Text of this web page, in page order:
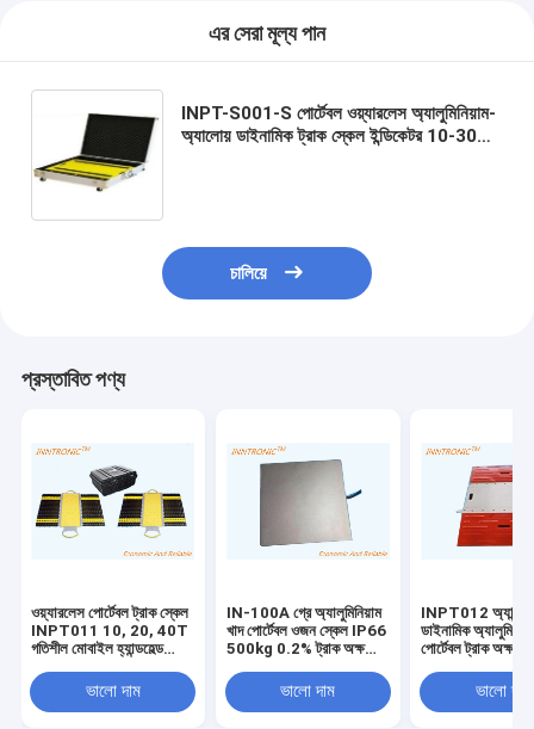
এর সেরা মূল্য পান
INPT-S001-S পোর্টেবল ওয়্যারলেস অ্যালুমিনিয়াম-
অ্যালোয় ডাইনামিক ট্রাক স্কেল ইন্ডিকেটর 10-30T
চালিয়ে
প্রস্তাবিত পণ্য
ওয়্যারলেস পোর্টেবল ট্রাক স্কেল
INPT011 10, 20, 40T
গতিশীল মোবাইল হ্যান্ডহেল্ড
জন্য ওজন
ভালো দাম
IN-100A গ্রে অ্যালুমিনিয়াম
খাদ পোর্টেবল ওজন স্কেল IP66
500kg 0.2% ট্রাক অক্ষ
ভালো দাম
INPT012 অ্যান্টি-
ডাইনামিক
পোর্টেবল ট্রাক অক্ষ
± 0.1 ~ 0.3%F.S
ভালো দাম